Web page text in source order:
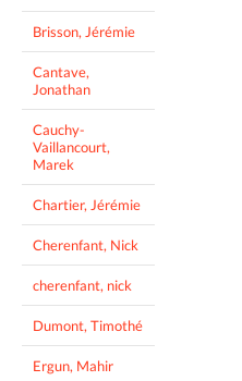
Brisson, Jérémie
Cantave,
Jonathan
Cauchy-
Vaillancourt,
Marek
Chartier, Jérémie
Cherenfant, Nick
cherenfant, nick
Dumont, Timothé
Ergun, Mahir